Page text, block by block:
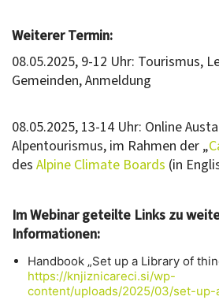
Weiterer Termin:
08.05.2025, 9-12 Uhr: Tourismus,
Gemeinden, Anmeldung
08.05.2025, 13-14 Uhr: Online
Alpentourismus, im Rahmen der „
des Alpine Climate Boards (in
Im Webinar geteilte Links zu
Informationen:
Handbook „Set up a Library of
https://knjiznicareci.si/wp-
content/uploads/2025/03/set-